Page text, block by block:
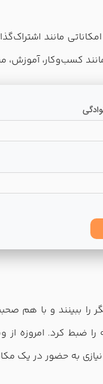
مانند
کسب‌وکار، آموزش،
را ببینند و با
ضبط کرد. امروزه از
به حضور در یک